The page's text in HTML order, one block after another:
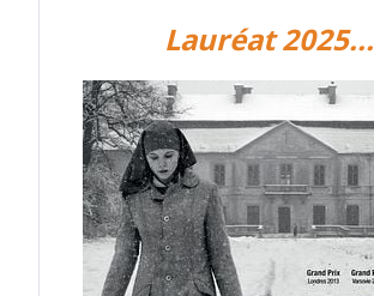
Lauréat 2025...